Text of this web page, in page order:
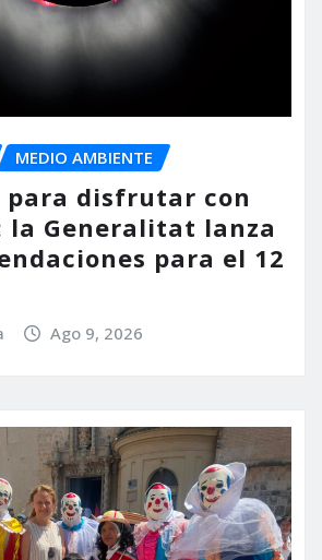
MEDIO AMBIENTE
para disfrutar con
la Generalitat lanza
para el 12
Ago 9, 2026